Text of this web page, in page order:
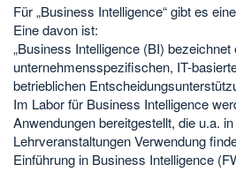
Für „Business Intelligence“ gibt es
Eine davon ist:
„Business Intelligence (BI) bezeichnet
unternehmensspezifischen, IT-
betrieblichen
Im Labor für Business Intelligence
Anwendungen bereitgestellt, die u.a.
Lehrveranstaltungen Verwendung
Einführung in Business Intelligence